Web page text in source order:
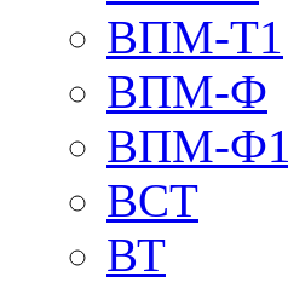
ВПМ-Т1
ВПМ-Ф
ВПМ-Ф1
ВСТ
ВТ